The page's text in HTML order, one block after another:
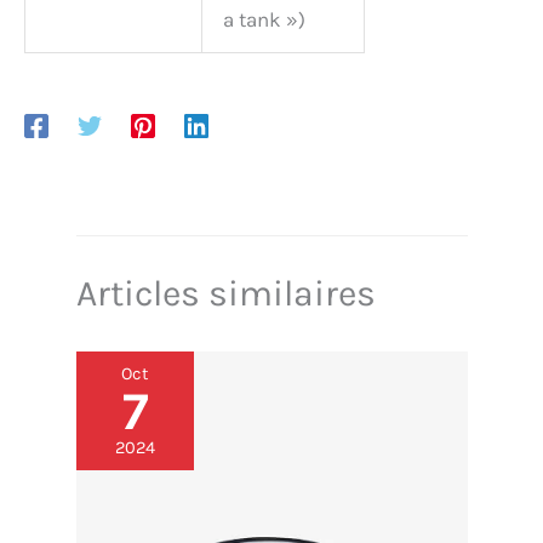
domestique et professionnel, est votre allié parfait
pour préparer de la glace pilée lors de vos fêtes,
réunions ou autres événements. Il est parfait pour
a tank »)
Articles similaires
Oct
7
2024